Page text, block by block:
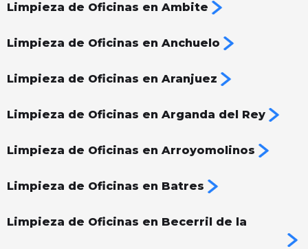
Limpieza de Oficinas en Ambite
Limpieza de Oficinas en Anchuelo
Limpieza de Oficinas en Aranjuez
Limpieza de Oficinas en Arganda del Rey
Limpieza de Oficinas en Arroyomolinos
Limpieza de Oficinas en Batres
Limpieza de Oficinas en Becerril de la